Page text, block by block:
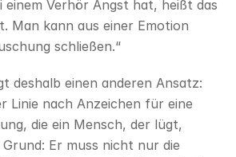
einem Verhör Angst hat, heißt das
Man kann aus einer Emotion
schließen.“
deshalb einen anderen Ansatz:
Linie nach Anzeichen für eine
die ein Mensch, der lügt,
Er muss nicht nur die